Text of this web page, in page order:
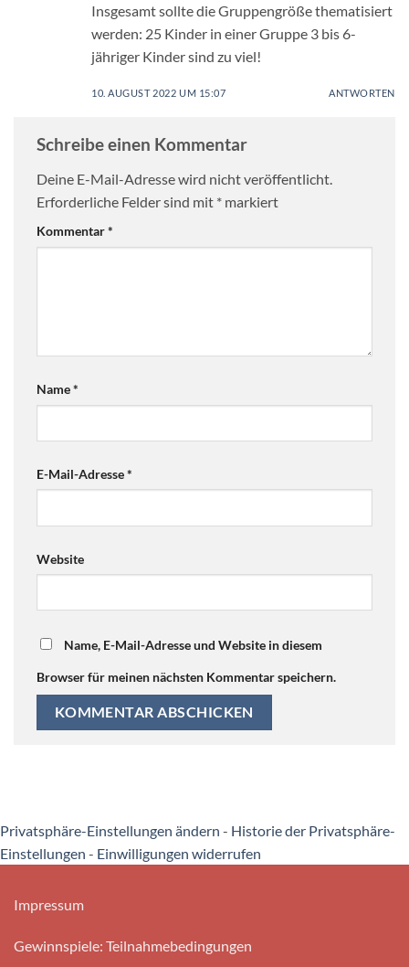
Insgesamt sollte die Gruppengröße thematisiert
werden: 25 Kinder in einer Gruppe 3 bis 6-
jähriger Kinder sind zu viel!
10. AUGUST 2022 UM 15:07 ANTWORTEN
Schreibe einen Kommentar
Deine E-Mail-Adresse wird nicht veröffentlicht.
Erforderliche Felder sind mit * markiert
Kommentar*
Name*
E-Mail-Adresse*
Website
Name, E-Mail-Adresse und Website in diesem
Browser für meinen nächsten Kommentar speichern.
Privatsphäre-Einstellungen ändern - Historie der Privatsphäre-
Einstellungen - Einwilligungen widerrufen
Impressum
Gewinnspiele: Teilnahmebedingungen